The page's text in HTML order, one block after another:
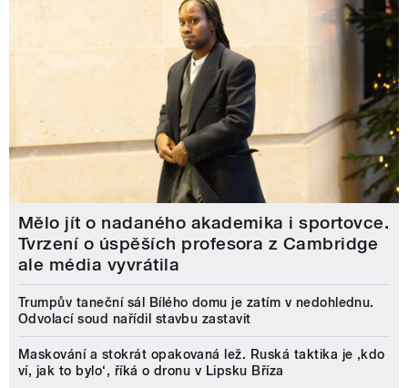
Mělo jít o nadaného akademika i sportovce.
Tvrzení o úspěších profesora z Cambridge
ale média vyvrátila
Trumpův taneční sál Bílého domu je zatím v nedohlednu.
Odvolací soud nařídil stavbu zastavit
Maskování a stokrát opakovaná lež. Ruská taktika je ‚kdo
ví, jak to bylo‘, říká o dronu v Lipsku Bříza